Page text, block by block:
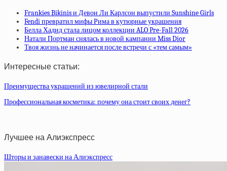
Frankies Bikinis и Девон Ли Карлсон выпустили Sunshine Girls
Fendi превратил мифы Рима в кутюрные украшения
Белла Хадид стала лицом коллекции ALO Pre-Fall 2026
Натали Портман снялась в новой кампании Miss Dior
Твоя жизнь не начинается после встречи с «тем самым»
Интересные статьи:
Преимущества украшений из ювелирной стали
Профессиональная косметика: почему она стоит своих денег?
Лучшее на Алиэкспресс
Шторы и занавески на Алиэкспресс